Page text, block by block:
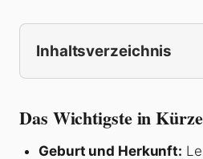
Inhaltsverzeichnis
Das Wichtigste in Kürze
Geburt und Herkunft: